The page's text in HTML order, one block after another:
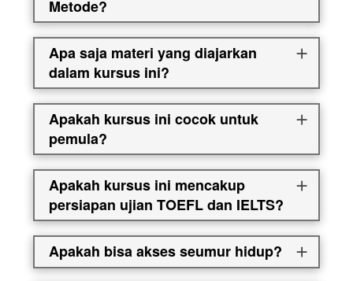
Metode?
Apa saja materi yang diajarkan
dalam kursus ini?
Apakah kursus ini cocok untuk
pemula?
Apakah kursus ini mencakup
persiapan ujian TOEFL dan IELTS?
Apakah bisa akses seumur hidup?